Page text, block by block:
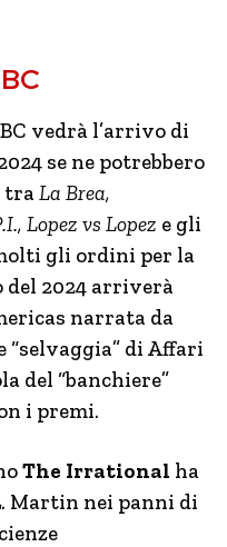
vedrà l’arrivo di
se ne potrebbero
traLa Brea,
Lopez vs Lopez e gli
gli ordini per la
del 2024 arriverà
narrata da
“selvaggia” di Affari
del “banchiere”
i premi.
The Irrational ha
Martin nei panni di